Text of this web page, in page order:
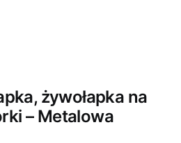
żywołapka na
– Metalowa